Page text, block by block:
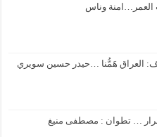
العمر…امنة وناس
العراق هَمُّنا …حيدر حسين سويري
… تطوان : مصطفى منيغ